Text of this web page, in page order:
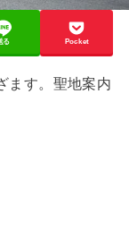
る Pocket
ます。聖地案内